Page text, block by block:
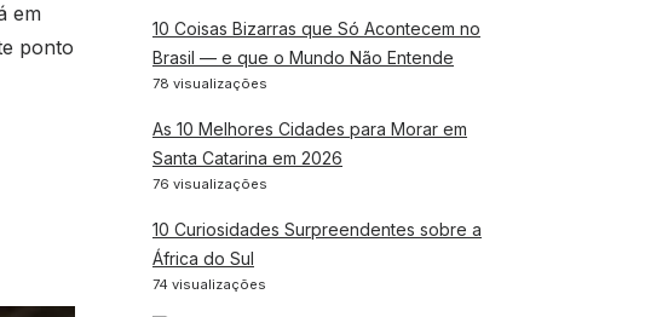
em
ponto
10 Coisas Bizarras que Só Acontecem no
Brasil — e que o Mundo Não Entende
78 visualizações
As 10 Melhores Cidades para Morar em
Santa Catarina em 2026
76 visualizações
10 Curiosidades Surpreendentes sobre a
África do Sul
74 visualizações